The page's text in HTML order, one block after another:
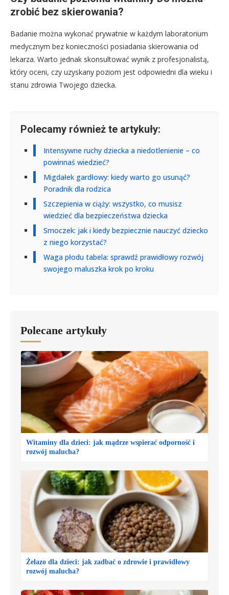
zrobić bez skierowania?
Badanie można wykonać prywatnie w każdym laboratorium
medycznym bez konieczności posiadania skierowania od
lekarza. Warto jednak skonsultować wynik z profesjonalistą,
który oceni, czy uzyskany poziom jest odpowiedni dla wieku i
stanu zdrowia Twojego dziecka.
Polecamy również te artykuły:
Intensywne ruchy dziecka a niedotlenienie – co
powinnaś wiedzieć?
Migdałek gardłowy: kiedy warto go usunąć?
Poradnik dla rodzica
Szczepienia w ciąży: wszystko, co musisz
wiedzieć dla bezpieczeństwa dziecka
Smoczek: jak i kiedy bezpiecznie nauczyć dziecko
z niego korzystać?
Waga płodu tabela: sprawdź prawidłowy rozwój
swojego maluszka krok po kroku
Polecane artykuły
Witaminy dla dzieci: jak mądrze wspierać odporność i
rozwój malucha?
Żelazo dla dzieci: jak zadbać o zdrowie i prawidłowy
rozwój malucha?